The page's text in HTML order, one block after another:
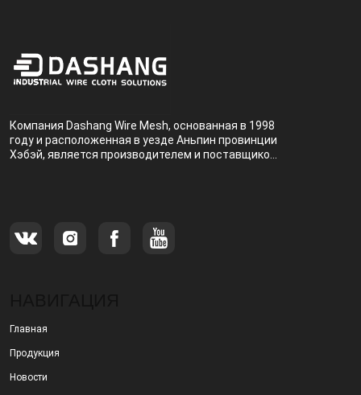
Компания Dashang Wire Mesh, основанная в 1998
году и расположенная в уезде Аньпин провинции
Хэбэй, является производителем и поставщиком,
Главная
Продукция
Новости